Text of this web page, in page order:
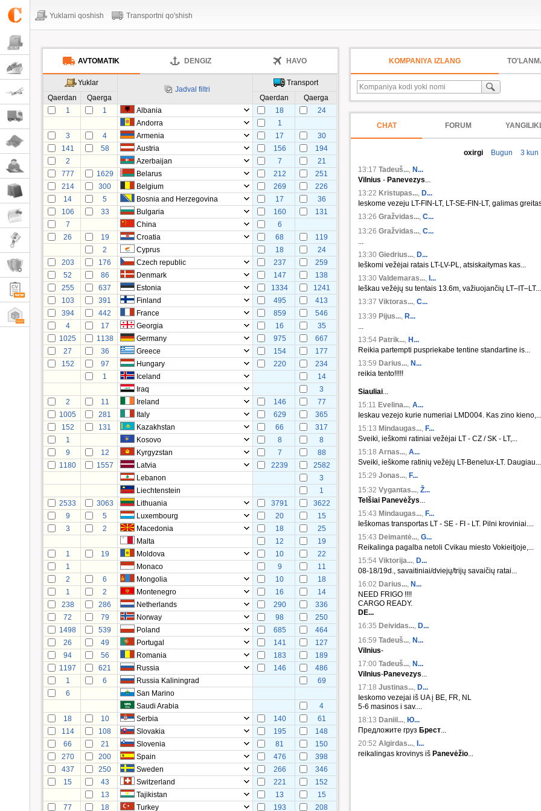
Yuklarni qoshish Transportni qo'shish
AVTOMATIK DENGIZ HAVO
Yuklar
Jadval filtri
Transport
Qaerdan
Qaerga Qaerdan
Qaerga
1
1 Albania 18
24
Andorra
1
3
4 Armenia 17
30
141
58 Austria 156
194
2
Azerbaijan 7
21
777
1629 Belarus 212
251
214
300 Belgium 269
226
14
5 Bosnia and Herzegovina 17
36
106
33 Bulgaria 160
131
7
China
6
26
19 Croatia 68
119
2
Cyprus 18
24
203
176 Czech republic 237
259
52
86 Denmark 147
138
255
637 Estonia 1334
1241
103
391 Finland 495
413
394
442 France 859
546
4
17 Georgia 16
35
1025
1138 Germany 975
667
27
36 Greece 154
177
152
97 Hungary 220
234
1
Iceland
14
Iraq
3
2
11 Ireland 146
77
1005
281 Italy 629
365
152
131 Kazakhstan 66
317
1
Kosovo 8
8
9
12 Kyrgyzstan 7
88
1180
1557 Latvia 2239
2582
Lebanon
3
Liechtenstein
1
2533
3063 Lithuania 3791
3622
9
5 Luxembourg 20
15
3
2 Macedonia 18
25
Malta
12
19
1
19 Moldova 10
22
1
Monaco 9
11
2
6 Mongolia 10
18
1
2 Montenegro 16
14
238
286 Netherlands 290
336
72
79 Norway 98
250
1498
539 Poland 685
464
26
49 Portugal 141
127
94
56 Romania 183
189
1197
621 Russia 146
486
1
6 Russia Kaliningrad
69
6
San Marino
Saudi Arabia
4
18
10 Serbia 140
61
114
108 Slovakia 195
148
66
21 Slovenia 81
150
270
200 Spain 476
398
437
250 Sweden 266
346
15
43 Switzerland 221
152
13
Tajikistan 13
15
77
18 Turkey 193 208
KOMPANIYA IZLANG
CHAT FORUM
oxirgi Bugun
3 kun
13:17 Tadeuš..., N...
Vilnius - Panevezys...
13:22 Kristupas..., D...
Ieskome vezeju LT-FIN-LT, LT-SE-FIN-LT, galimas
13:26 Gražvidas..., C...
13:26 Gražvidas..., C...
...
13:30 Giedrius..., D...
Ieškomi vežėjai ratais LT-LV-PL, atsiskaitymas kas...
13:30 Valdemaras..., I...
Ieškau vežėjų su tentais 13.6m, važiuojančių LT–IT–LT...
13:37 Viktoras..., C...
13:39 Pijus..., R...
...
13:54 Patrik..., H...
Reikia partempti puspriekabe tentine standartine is...
13:59 Darius..., N...
reikia tento!!!!!
Siauliai...
15:11 Evelina..., A...
Ieskau vezejo kurie numeriai LMD004. Kas zino kieno,...
15:13 Mindaugas..., F...
Sveiki, ieškomi ratiniai vežėjai LT - CZ / SK - LT,...
15:18 Arnas..., A...
Sveiki, ieškome ratinių vežėjų LT-Benelux-LT. Daugiau...
15:29 Jonas..., F...
15:32 Vygantas..., Ž...
Telšiai Panevėžys...
15:43 Mindaugas..., F...
Ieškomas transportas LT - SE - FI - LT. Pilni kroviniai....
15:43 Deimantė..., G...
Reikalinga pagalba netoli Cvikau miesto Vokieitjoje,...
15:54 Viktorija..., D...
08-18/19d., savaitiniai/dviejų/trijų savaičių ratai...
16:02 Darius..., N...
NEED FRIGO !!!!
CARGO READY.
DE...
16:35 Deividas..., D...
16:59 Tadeuš..., N...
Vilnius-
17:00 Tadeuš..., N...
Vilnius-Panevezys...
17:18 Justinas..., D...
Ieskomo vezejai iš UA į BE, FR, NL
5-6 masinos i sav....
18:13 Daniil..., Ю...
Предложите груз Брест...
20:52 Algirdas..., I...
reikalingas krovinys iš Panevėžio...